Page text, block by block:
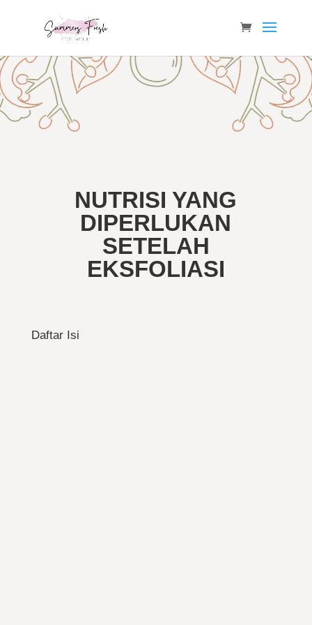
NUTRISI YANG
DIPERLUKAN
SETELAH
EKSFOLIASI
Daftar Isi